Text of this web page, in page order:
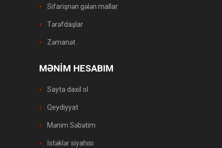
Sifarişnən gələn mallar
Tərəfdaşlar
Zəmanət
MƏNİM HESABIM
Sayta daxil ol
Qeydiyyat
Mənim Səbətim
İstəklər siyahısı